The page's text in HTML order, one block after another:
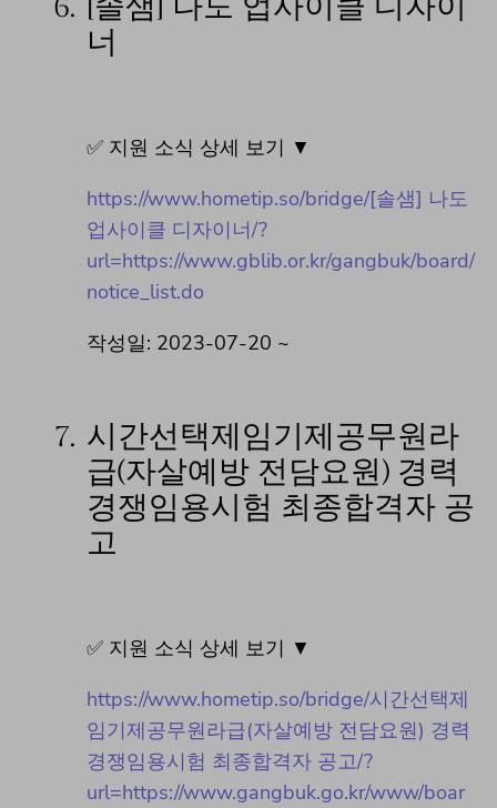
너
✅ 지원 소식 상세 보기 ▼
https://www.hometip.so/bridge/[솔샘] 나도
업사이클 디자이너/?
url=https://www.gblib.or.kr/gangbuk/board/
notice_list.do
작성일: 2023-07-20 ~
7. 시간선택제임기제공무원라
급(자살예방 전담요원) 경력
경쟁임용시험 최종합격자 공
고
✅ 지원 소식 상세 보기 ▼
https://www.hometip.so/bridge/시간선택제
임기제공무원라급(자살예방 전담요원) 경력
경쟁임용시험 최종합격자 공고/?
url=https://www.gangbuk.go.kr/www/boar